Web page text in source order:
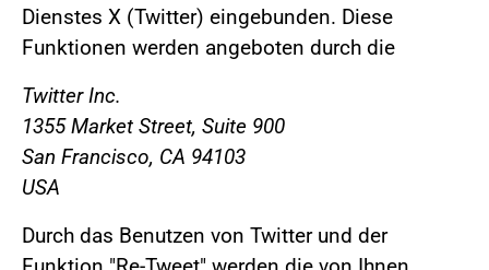
Dienstes X (Twitter) eingebunden. Diese
Funktionen werden angeboten durch die
Twitter Inc.
1355 Market Street, Suite 900
San Francisco, CA 94103
USA
Durch das Benutzen von Twitter und der